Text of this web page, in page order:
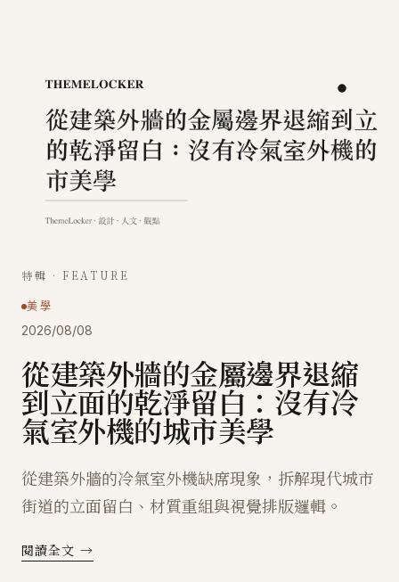
特輯 · FEATURE
美學
2026/08/08
從建築外牆的金屬邊界退縮
到立面的乾淨留白：沒有冷
氣室外機的城市美學
從建築外牆的冷氣室外機缺席現象，拆解現代城市
街道的立面留白、材質重組與視覺排版邏輯。
閱讀全文 →